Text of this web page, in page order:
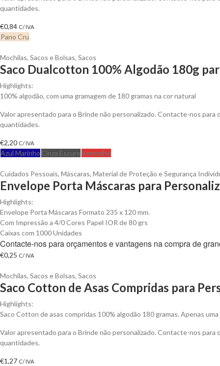
quantidades.
€0,84 C/ IVA
Pano Cru
Mochilas, Sacos e Bolsas, Sacos
Saco Dualcotton 100% Algodão 180g
Highlights:
100% algodão, com uma gramagem de 180 gramas na cor natural
Valor apresentado para o Brinde não personalizado. Contacte-nos
quantidades.
€2,20 C/ IVA
Azul Marinho Cinza EscuroVermelho
Cuidados Pessoais, Máscaras, Material de Proteção e Segurança
Envelope Porta Máscaras para
Highlights:
Envelope Porta Máscaras Formato 235 x 120 mm.
Com Impressão a 4/0 Cores Papel IOR de 80 grs
Caixas com 1000 Unidades
Contacte-nos para orçamentos e vantagens na compra de
€0,25 C/ IVA
Mochilas, Sacos e Bolsas, Sacos
Saco Cotton de Asas Compridas para
Highlights:
Saco Cotton de asas compridas 100% algodão 180 gramas. Apenas
Valor apresentado para o Brinde não personalizado. Contacte-nos
quantidades.
€1,27 C/ IVA